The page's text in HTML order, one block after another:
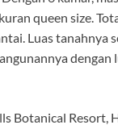
queen size.
Luas tanahnya
dengan
Botanical Resort,